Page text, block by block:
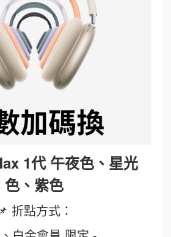
1代 午夜色、星光
色、紫色
折點方式：